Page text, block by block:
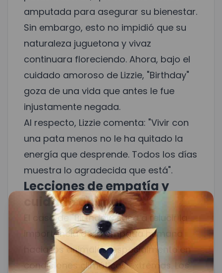
amputada para asegurar su bienestar.
Sin embargo, esto no impidió que su
naturaleza juguetona y vivaz
continuara floreciendo. Ahora, bajo el
cuidado amoroso de Lizzie, "Birthday"
goza de una vida que antes le fue
injustamente negada.
Al respecto, Lizzie comenta: "Vivir con
una pata menos no le ha quitado la
energía que desprende. Todos los días
muestra lo agradecida que está".
Lecciones de empatía y
cuidado animal
El caso de "Birthday" saca a relucir la
importancia de la empatía humana
hacia los animales, especialmente en
condiciones climáticas extremas. Los